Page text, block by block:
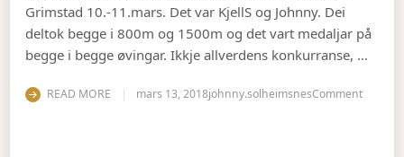
Grimstad 10.-11.mars. Det var KjellS og Johnny. Dei
deltok begge i 800m og 1500m og det vart medaljar på
begge i begge øvingar. Ikkje allverdens konkurranse, …
READ MORE mars 13, 2018johnny.solheimsnesCommenton